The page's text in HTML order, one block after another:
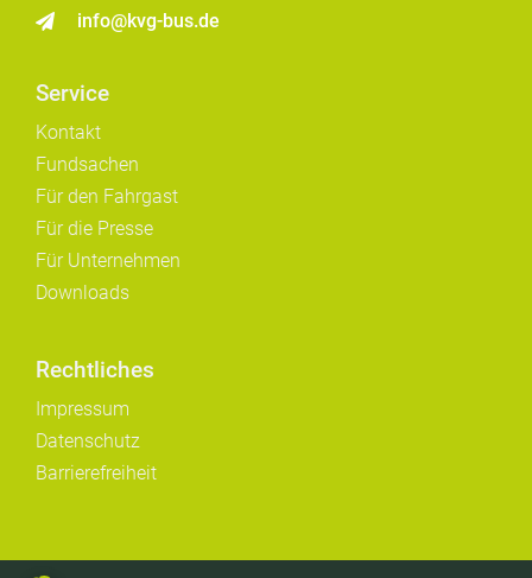
info@kvg-bus.de
Service
Kontakt
Fundsachen
Für den Fahrgast
Für die Presse
Für Unternehmen
Downloads
Rechtliches
Impressum
Datenschutz
Barrierefreiheit